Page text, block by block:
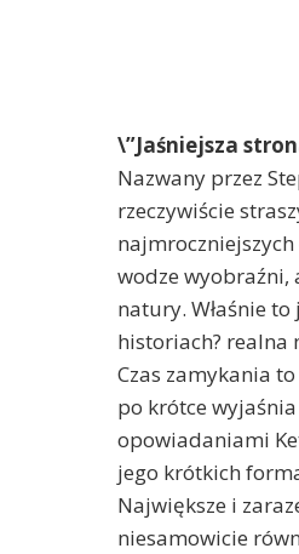
\”Jaśniejsza
Nazwany przez
rzeczywiście
wodze wyobraźni,
natury. Właśnie
historiach? realna
Czas zamykania
po krótce
opowiadaniami
jego krótkich
Największe i
niesamowicie